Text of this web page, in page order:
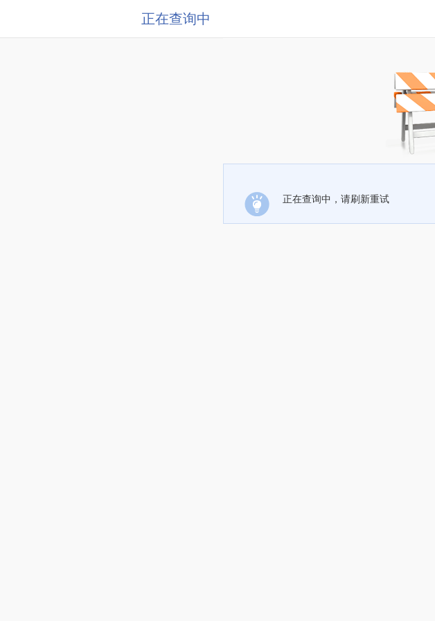
正在查询中
正在查询中，请刷新重试